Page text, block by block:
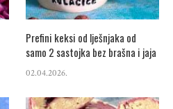
Prefini keksi od lješnjaka od
samo 2 sastojka bez brašna i jaja
02.04.2026.